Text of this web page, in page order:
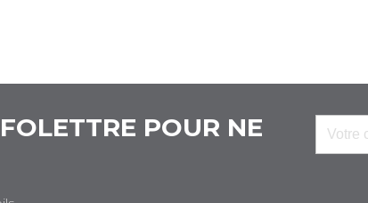
POUR NE